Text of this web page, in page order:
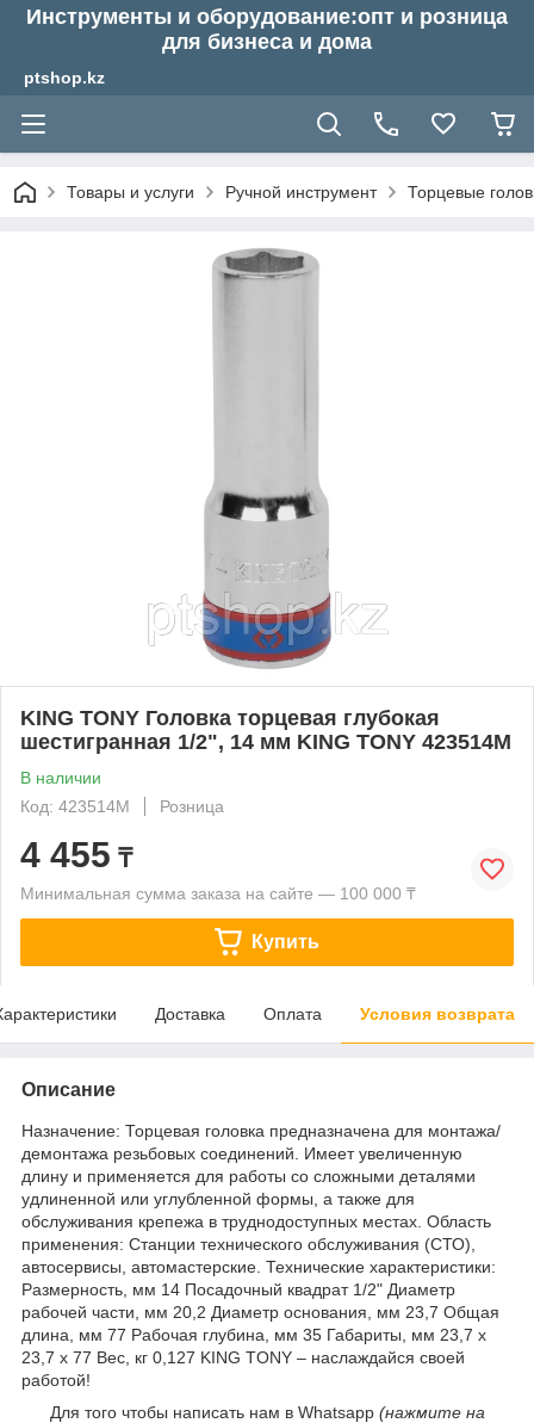
Инструменты и оборудование:опт и розница
для бизнеса и дома
ptshop.kz
Товары и услуги Ручной инструмент Торцевые
KING TONY Головка торцевая глубокая
шестигранная 1/2", 14 мм KING TONY 423514M
В наличии
Код: 423514M
Розница
4 455 ₸
Минимальная сумма заказа на сайте — 100 000 ₸
Купить
Доставка Оплата Условия возврата
Описание
Назначение: Торцевая головка предназначена для монтажа/
демонтажа резьбовых соединений. Имеет увеличенную
длину и применяется для работы со сложными деталями
удлиненной или углубленной формы, а также для
обслуживания крепежа в труднодоступных местах. Область
применения: Станции технического обслуживания (СТО),
автосервисы, автомастерские. Технические характеристики:
Размерность, мм 14 Посадочный квадрат 1/2" Диаметр
рабочей части, мм 20,2 Диаметр основания, мм 23,7 Общая
длина, мм 77 Рабочая глубина, мм 35 Габариты, мм 23,7 х
23,7 х 77 Вес, кг 0,127 KING TONY – наслаждайся своей
работой!
Для того чтобы написать нам в Whatsapp (нажмите на